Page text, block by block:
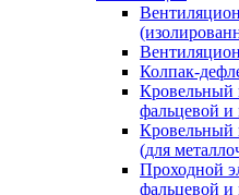
Колпак-
Кровельный
фальцевой и
(для
Проходной
фальцевой и